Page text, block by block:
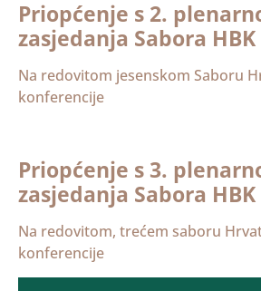
Priopćenje s 2.
zasjedanja Sabora HBK
Na redovitom jesenskom Saboru
konferencije
Priopćenje s 3.
zasjedanja Sabora HBK
Na redovitom, trećem saboru
konferencije